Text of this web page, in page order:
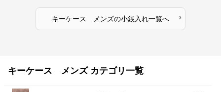
キーケース メンズの小銭入れ一覧へ ›
キーケース メンズ カテゴリ一覧